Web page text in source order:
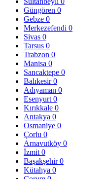
Güngören 0
Gebze 0
Merkezefendi 0
Sivas 0
Tarsus 0
Trabzon 0
Manisa 0
Sancaktepe 0
Balıkesir0
Adıyaman 0
Esenyurt 0
Kırıkkale 0
Antakya 0
Osmaniye 0
Çorlu 0
Arnavutköy 0
İzmit 0
Başakşehir0
Kütahya 0